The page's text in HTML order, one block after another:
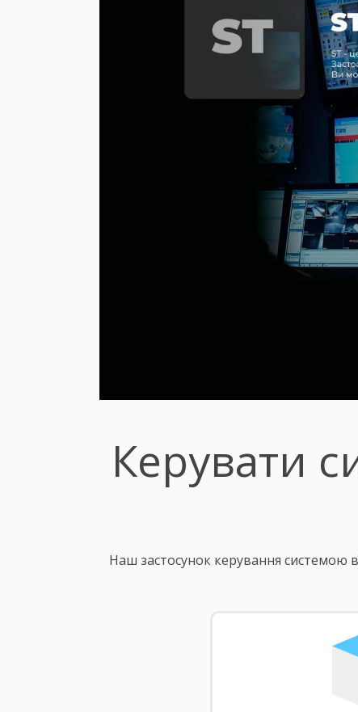
Керувати
Наш застосунок керування системою